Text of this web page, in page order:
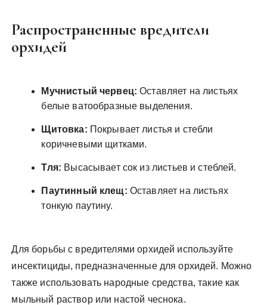
Распространенные вредители
орхидей
Мучнистый червец: Оставляет на листьях
белые ватообразные выделения.
Щитовка: Покрывает листья и стебли
коричневыми щитками.
Тля: Высасывает сок из листьев и стеблей.
Паутинный клещ: Оставляет на листьях
тонкую паутину.
Для борьбы с вредителями орхидей используйте
инсектициды, предназначенные для орхидей. Можно
также использовать народные средства, такие как
мыльный раствор или настой чеснока.